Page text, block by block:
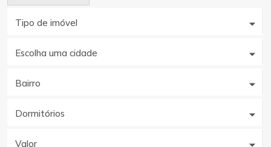
Tipo de imóvel
Escolha uma cidade
Bairro
Dormitórios
Valor